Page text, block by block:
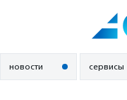
новости сервисы